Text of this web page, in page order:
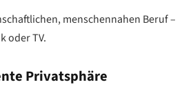
menschennahen Beruf –
oder TV.
Privatsphäre